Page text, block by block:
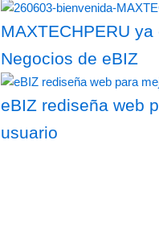
MAXTECHPERU
Negocios de eBIZ
eBIZ rediseña web
usuario